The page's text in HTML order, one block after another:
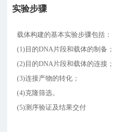
实验步骤
载体构建的基本实验步骤包括：
(1)目的DNA片段和载体的制备；
(2)目的DNA片段和载体的连接；
(3)连接产物的转化；
(4)克隆筛选。
(5)测序验证及结果交付